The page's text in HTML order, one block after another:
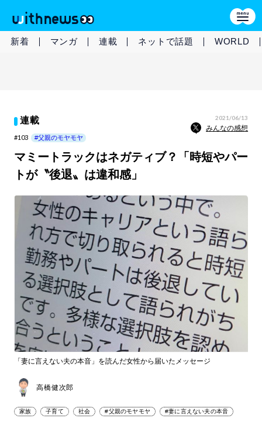
新着 マンガ 連載 ネットで話題 WORLD
連載 2021/06/13
みんなの感想
#103 #父親のモヤモヤ
マミートラックはネガティブ？「時短やパー
トが〝後退〟は違和感」
「妻に言えない夫の本音」を読んだ女性から届いたメッセージ
高橋健次郎
家族 子育て 社会 #父親のモヤモヤ #妻に言えない夫の本音